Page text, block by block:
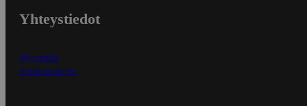
Yhteystiedot
Myymälät
Asiakaspalvelu